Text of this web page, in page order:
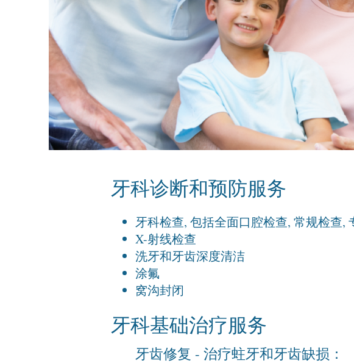
牙科诊断和预防服务
牙科检查, 包括全面口腔检查, 常规检查,
X-射线检查
洗牙和牙齿深度清洁
涂氟
窝沟封闭
牙科基础治疗服务
牙齿修复 - 治疗蛀牙和牙齿缺损：